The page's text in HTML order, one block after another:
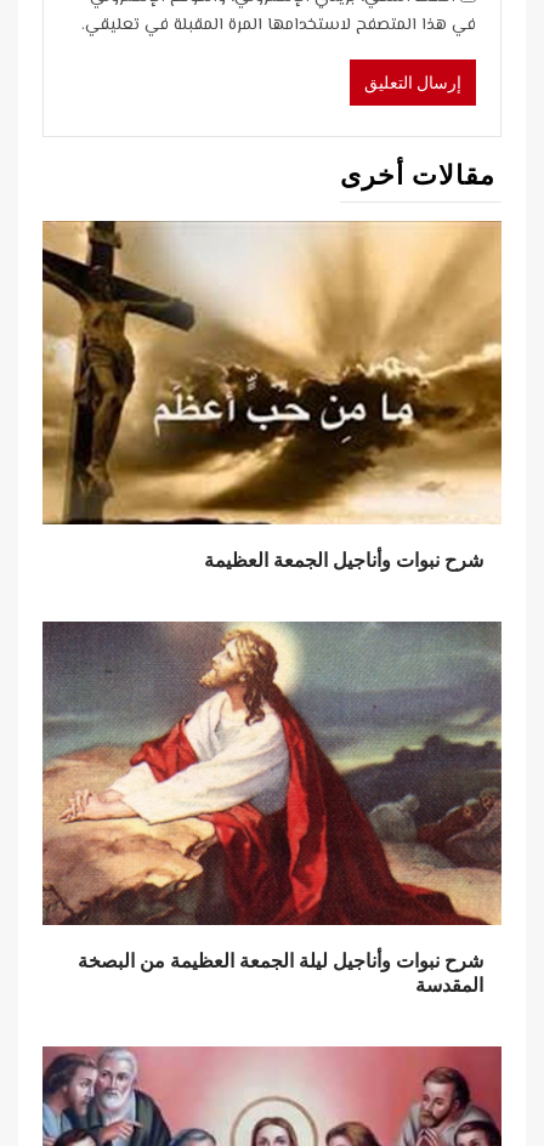
في هذا المتصفح لاستخدامها المرة المقبلة في تعليقي.
مقالات أخرى
شرح نبوات وأناجيل الجمعة العظيمة
شرح نبوات وأناجيل ليلة الجمعة العظيمة من البصخة
المقدسة